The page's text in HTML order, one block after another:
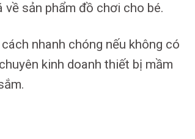
sản phẩm đồ chơi cho bé.
nhanh chóng nếu không có
kinh doanh thiết bị mầm